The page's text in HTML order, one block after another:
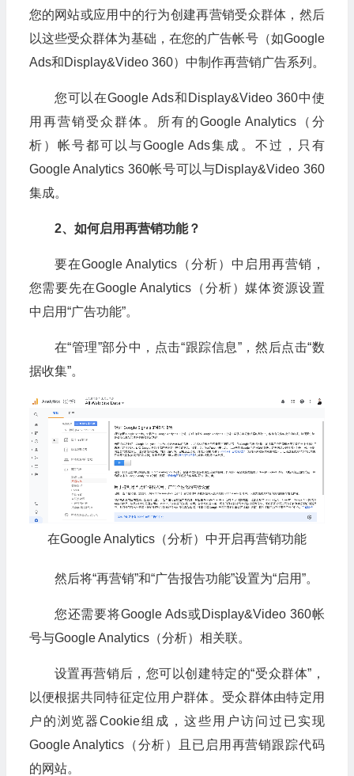
您的网站或应用中的行为创建再营销受众群体，然后
以这些受众群体为基础，在您的广告帐号（如Google
Ads和Display&Video 360）中制作再营销广告系列。
您可以在Google Ads和Display&Video 360中使
用再营销受众群体。所有的Google Analytics（分
析）帐号都可以与Google Ads集成。不过，只有
Google Analytics 360帐号可以与Display&Video 360
集成。
2、 如何启用再营销功能？
要在Google Analytics（分析）中启用再营销，
您需要先在Google Analytics（分析）媒体资源设置
中启用“广告功能”。
在“管理”部分中，点击“跟踪信息”，然后点击“数
据收集”。
在Google Analytics（分析）中开启再营销功能
然后将“再营销”和“广告报告功能”设置为“启用”。
您还需要将Google Ads或Display&Video 360帐
号与Google Analytics（分析）相关联。
设置再营销后，您可以创建特定的“受众群体”，
以便根据共同特征定位用户群体。受众群体由特定用
户的浏览器Cookie组成，这些用户访问过已实现
Google Analytics（分析）且已启用再营销跟踪代码
的网站。